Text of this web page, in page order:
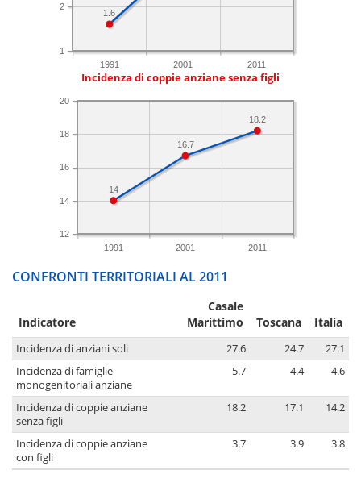
1991 2001 2011
1
2
1.6
Incidenza di coppie anziane senza figli
1991 2001 2011
12
14
16
18
20
18.2
16.7
14
CONFRONTI TERRITORIALI AL 2011
Indicatore
Casale
Marittimo
Toscana Italia
Incidenza di anziani soli 27.6 24.7
27.1
Incidenza di famiglie
monogenitoriali anziane
5.7 4.4 4.6
Incidenza di coppie anziane
senza figli
18.2 17.1 14.2
Incidenza di coppie anziane
con figli
3.7 3.9 3.8